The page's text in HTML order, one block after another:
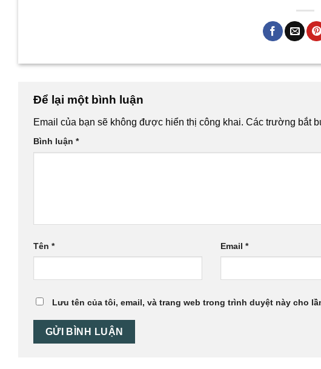
Để lại một bình luận
Email của bạn sẽ không được hiển thị công khai. Các trường bắt
Bình luận *
Tên * Email*
Lưu tên của tôi, email, và trang web trong trình duyệt này cho